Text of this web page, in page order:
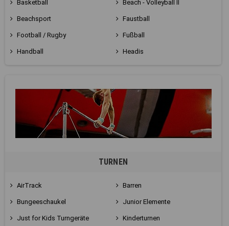
Basketball Beach - Volleyball II
Beachsport Faustball
Football / Rugby Fußball
Handball Headis
TURNEN
AirTrack Barren
Bungeeschaukel Junior Elemente
Just for Kids Turngeräte Kinderturnen